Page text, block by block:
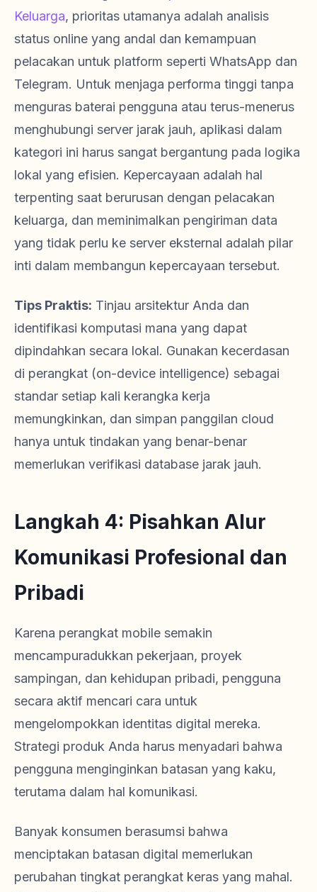
Keluarga, prioritas utamanya adalah analisis
status online yang andal dan kemampuan
pelacakan untuk platform seperti WhatsApp dan
Telegram. Untuk menjaga performa tinggi tanpa
menguras baterai pengguna atau terus-menerus
menghubungi server jarak jauh, aplikasi dalam
kategori ini harus sangat bergantung pada logika
lokal yang efisien. Kepercayaan adalah hal
terpenting saat berurusan dengan pelacakan
keluarga, dan meminimalkan pengiriman data
yang tidak perlu ke server eksternal adalah pilar
inti dalam membangun kepercayaan tersebut.
Tips Praktis: Tinjau arsitektur Anda dan
identifikasi komputasi mana yang dapat
dipindahkan secara lokal. Gunakan kecerdasan
di perangkat (on-device intelligence) sebagai
standar setiap kali kerangka kerja
memungkinkan, dan simpan panggilan cloud
hanya untuk tindakan yang benar-benar
memerlukan verifikasi database jarak jauh.
Langkah 4: Pisahkan Alur
Komunikasi Profesional dan
Pribadi
Karena perangkat mobile semakin
mencampuradukkan pekerjaan, proyek
sampingan, dan kehidupan pribadi, pengguna
secara aktif mencari cara untuk
mengelompokkan identitas digital mereka.
Strategi produk Anda harus menyadari bahwa
pengguna menginginkan batasan yang kaku,
terutama dalam hal komunikasi.
Banyak konsumen berasumsi bahwa
menciptakan batasan digital memerlukan
perubahan tingkat perangkat keras yang mahal.